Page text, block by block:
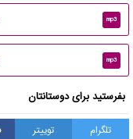
mp3
mp3
بفرستید برای دوستانتان
تلگرام توییتر